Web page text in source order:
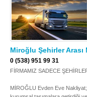
Miroğlu Şehirler Arası
0 (538) 951 99 31
FİRMAMIZ SADECE
MİROĞLU Evden Eve